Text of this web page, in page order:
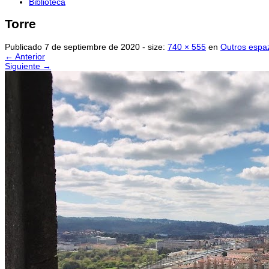
Torre
Publicado 7 de septiembre de 2020 - size: 740 × 555 en Outros
← Anterior
Siguiente →